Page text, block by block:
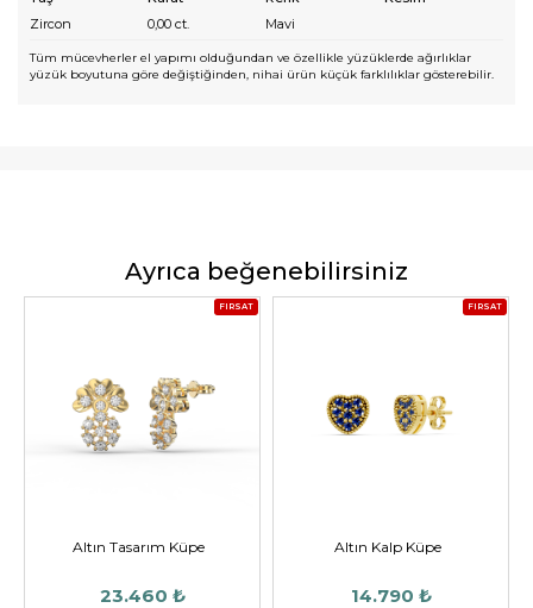
Zircon
0,00 ct. Mavi
Tüm mücevherler el yapımı olduğundan ve özellikle yüzüklerde ağırlıklar
yüzük boyutuna göre değiştiğinden, nihai ürün küçük farklılıklar gösterebilir.
Ayrıca beğenebilirsiniz
FIRSAT
Altın Tasarım Küpe
23.460 ₺
FIRSAT
Altın Kalp Küpe
14.790 ₺